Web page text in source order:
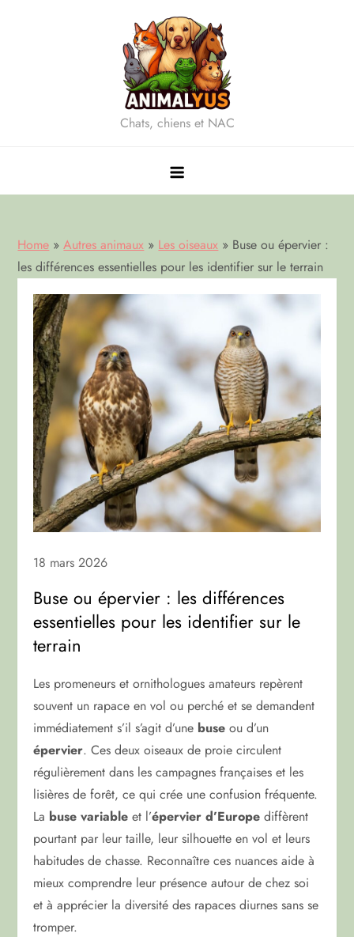
Chats, chiens et NAC
Home » Autres animaux » Les oiseaux » Buse ou épervier :
les différences essentielles pour les identifier sur le terrain
18 mars 2026
Buse ou épervier : les différences
essentielles pour les identifier sur le
terrain
Les promeneurs et ornithologues amateurs repèrent
souvent un rapace en vol ou perché et se demandent
immédiatement s’il s’agit d’une buse ou d’un
épervier. Ces deux oiseaux de proie circulent
régulièrement dans les campagnes françaises et les
lisières de forêt, ce qui crée une confusion fréquente.
La buse variable et l’épervier d’Europe diffèrent
pourtant par leur taille, leur silhouette en vol et leurs
habitudes de chasse. Reconnaître ces nuances aide à
mieux comprendre leur présence autour de chez soi
et à apprécier la diversité des rapaces diurnes sans se
tromper.